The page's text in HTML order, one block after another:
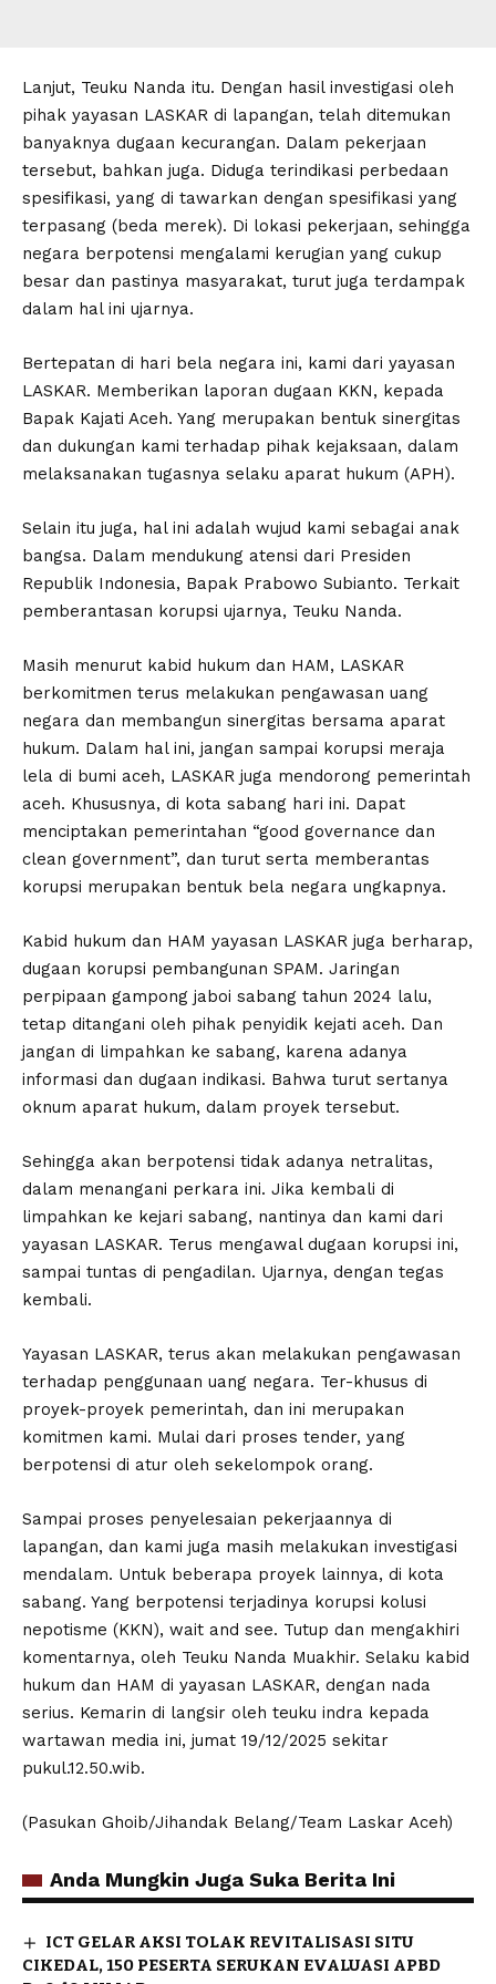
Lanjut, Teuku Nanda itu. Dengan hasil investigasi oleh
pihak yayasan LASKAR di lapangan, telah ditemukan
banyaknya dugaan kecurangan. Dalam pekerjaan
tersebut, bahkan juga. Diduga terindikasi perbedaan
spesifikasi, yang di tawarkan dengan spesifikasi yang
terpasang (beda merek). Di lokasi pekerjaan, sehingga
negara berpotensi mengalami kerugian yang cukup
besar dan pastinya masyarakat, turut juga terdampak
dalam hal ini ujarnya.
Bertepatan di hari bela negara ini, kami dari yayasan
LASKAR. Memberikan laporan dugaan KKN, kepada
Bapak Kajati Aceh. Yang merupakan bentuk sinergitas
dan dukungan kami terhadap pihak kejaksaan, dalam
melaksanakan tugasnya selaku aparat hukum (APH).
Selain itu juga, hal ini adalah wujud kami sebagai anak
bangsa. Dalam mendukung atensi dari Presiden
Republik Indonesia, Bapak Prabowo Subianto. Terkait
pemberantasan korupsi ujarnya, Teuku Nanda.
Masih menurut kabid hukum dan HAM, LASKAR
berkomitmen terus melakukan pengawasan uang
negara dan membangun sinergitas bersama aparat
hukum. Dalam hal ini, jangan sampai korupsi meraja
lela di bumi aceh, LASKAR juga mendorong pemerintah
aceh. Khususnya, di kota sabang hari ini. Dapat
menciptakan pemerintahan “good governance dan
clean government”, dan turut serta memberantas
korupsi merupakan bentuk bela negara ungkapnya.
Kabid hukum dan HAM yayasan LASKAR juga berharap,
dugaan korupsi pembangunan SPAM. Jaringan
perpipaan gampong jaboi sabang tahun 2024 lalu,
tetap ditangani oleh pihak penyidik kejati aceh. Dan
jangan di limpahkan ke sabang, karena adanya
informasi dan dugaan indikasi. Bahwa turut sertanya
oknum aparat hukum, dalam proyek tersebut.
Sehingga akan berpotensi tidak adanya netralitas,
dalam menangani perkara ini. Jika kembali di
limpahkan ke kejari sabang, nantinya dan kami dari
yayasan LASKAR. Terus mengawal dugaan korupsi ini,
sampai tuntas di pengadilan. Ujarnya, dengan tegas
kembali.
Yayasan LASKAR, terus akan melakukan pengawasan
terhadap penggunaan uang negara. Ter-khusus di
proyek-proyek pemerintah, dan ini merupakan
komitmen kami. Mulai dari proses tender, yang
berpotensi di atur oleh sekelompok orang.
Sampai proses penyelesaian pekerjaannya di
lapangan, dan kami juga masih melakukan investigasi
mendalam. Untuk beberapa proyek lainnya, di kota
sabang. Yang berpotensi terjadinya korupsi kolusi
nepotisme (KKN), wait and see. Tutup dan mengakhiri
komentarnya, oleh Teuku Nanda Muakhir. Selaku kabid
hukum dan HAM di yayasan LASKAR, dengan nada
serius. Kemarin di langsir oleh teuku indra kepada
wartawan media ini, jumat 19/12/2025 sekitar
pukul.12.50.wib.
(Pasukan Ghoib/Jihandak Belang/Team Laskar Aceh)
Anda Mungkin Juga Suka Berita Ini
ICT GELAR AKSI TOLAK REVITALISASI SITU
CIKEDAL, 150 PESERTA SERUKAN EVALUASI APBD